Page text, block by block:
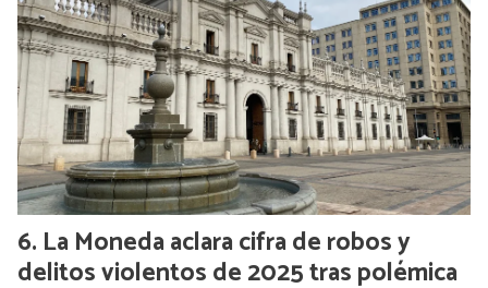
La Moneda aclara cifra de robos y
delitos violentos de 2025 tras polémica